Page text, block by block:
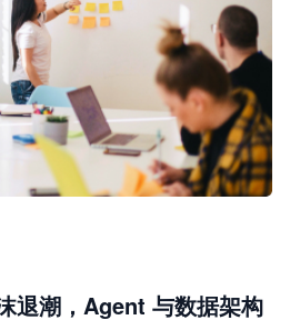
退潮，Agent 与数据架构